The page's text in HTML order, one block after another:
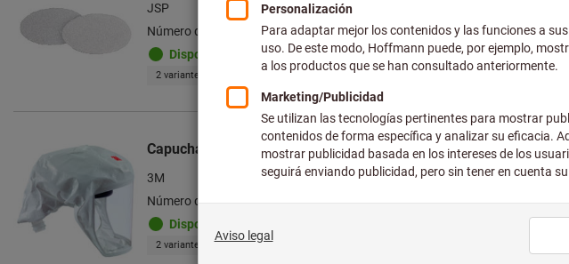
JSP
Número de artículo: 097171
Disponible
2 variantes
Capuchas de protección respiratoria con soplador
3M
Número de artículo: 097282
Disponible
2 variantes